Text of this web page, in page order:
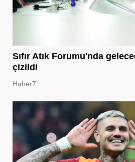
Sıfır Atık Forumu'nda
çizildi
Haber7